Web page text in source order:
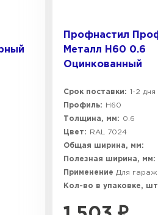
Профнастил
Металл Н60 0.6
Оцинкованный
Срок поставки: 1-2 дня
Профиль:
Н60
Толщина, мм:
0.6
Цвет:
RAL 7024
Общая ширина, мм:
Полезная ширина, мм:
Применение Для
Кол-во в упаковке, шт